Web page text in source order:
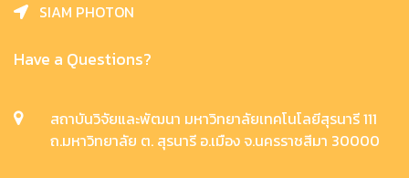
SIAM PHOTON
Have a Questions?
สถาบันวิจัยและพัฒนา มหาวิทยาลัยเทคโนโลยีสุรนารี 111
ถ.มหาวิทยาลัย ต. สุรนารี อ.เมือง จ.นครราชสีมา 30000